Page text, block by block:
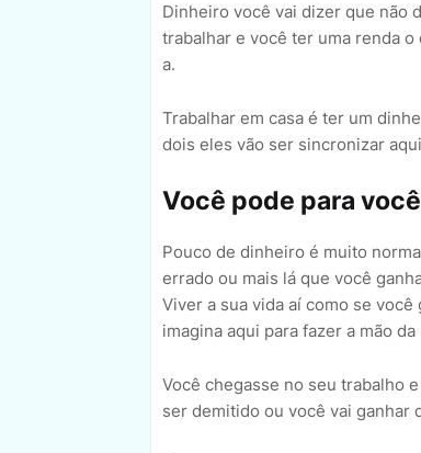
Dinheiro você vai dizer que não
trabalhar e você ter uma renda
a.
Trabalhar em casa é ter um
dois eles vão ser sincronizar
Você pode para
Pouco de dinheiro é muito
errado ou mais lá que você
Viver a sua vida aí como se
imagina aqui para fazer a mão
Você chegasse no seu trabalho
ser demitido ou você vai ganhar